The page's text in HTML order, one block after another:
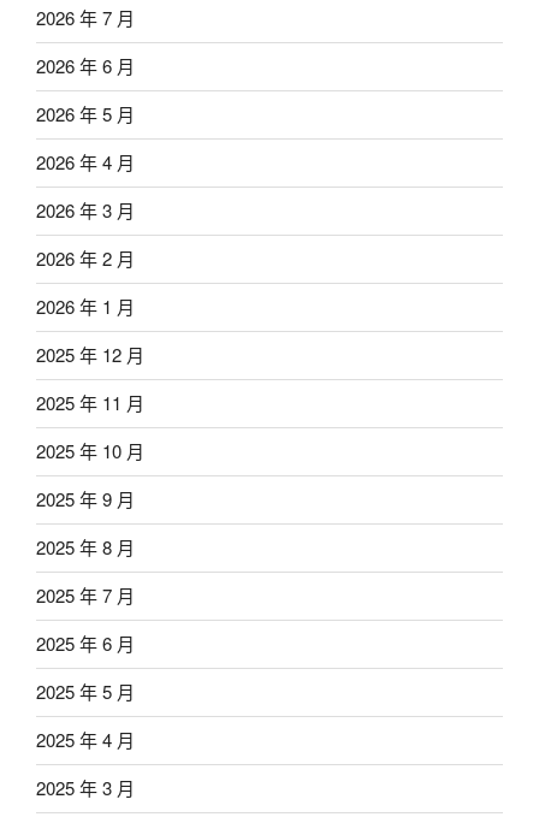
2026 年 7 月
2026 年 6 月
2026 年 5 月
2026 年 4 月
2026 年 3 月
2026 年 2 月
2026 年 1 月
2025 年 12 月
2025 年 11 月
2025 年 10 月
2025 年 9 月
2025 年 8 月
2025 年 7 月
2025 年 6 月
2025 年 5 月
2025 年 4 月
2025 年 3 月